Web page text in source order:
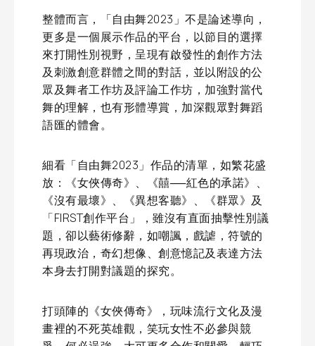
整體而言，「自由舞2023」不是論述導向，
更多是一個展示作品的平台，以節目的選擇
來打開性別視野，呈現有啟發性的創作方法
及刺激創意群體之間的對話，並以附設的公
眾及舞者工作坊及評論工作坊，加強對當代
舞的理解，也有形體導賞，加深觀眾對舞蹈
語匯的體會。
細看「自由舞2023」作品的清單，如繁花盛
放：《女俠傳奇》、《囍──紅色的承諾》、
《沒有最壞》、《異想客聽》、《群眾》及
「FIRST創作平台」，雖沒有直面抽擊性別議
題，卻以藝術修辭，如嘲諷，戲謔，符號的
再現政治，奇幻想像、創意憶記及表達方法
本身去打開對議題的探究。
打頭陣的《女俠傳奇》，玩味流行文化及漫
畫裡的不死英雄觀，笑玩女性不必參與競